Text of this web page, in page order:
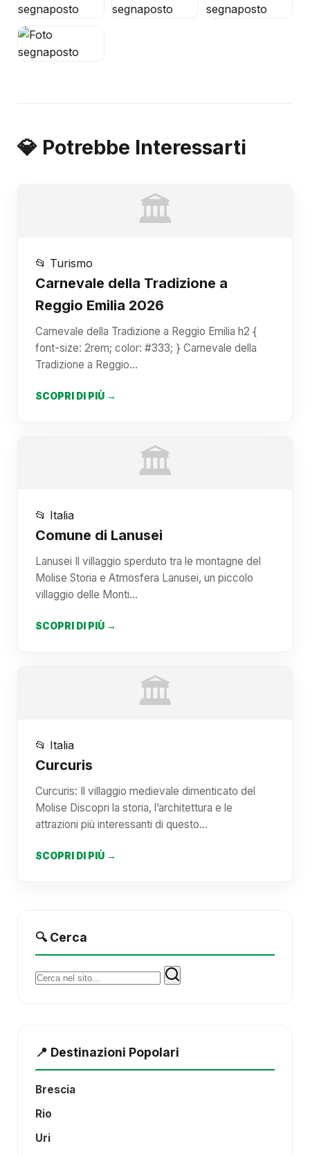
💎 Potrebbe Interessarti
🏛️
📂 Turismo
Carnevale della Tradizione a
Reggio Emilia 2026
Carnevale della Tradizione a Reggio Emilia h2 {
font-size: 2rem; color: #333; } Carnevale della
Tradizione a Reggio…
SCOPRI DI PIÙ →
🏛️
📂 Italia
Comune di Lanusei
Lanusei Il villaggio sperduto tra le montagne del
Molise Storia e Atmosfera Lanusei, un piccolo
villaggio delle Monti…
SCOPRI DI PIÙ →
🏛️
📂 Italia
Curcuris
Curcuris: Il villaggio medievale dimenticato del
Molise Discopri la storia, l’architettura e le
attrazioni più interessanti di questo…
SCOPRI DI PIÙ →
🔍 Cerca
Cerca:
📍 Destinazioni Popolari
Brescia
Rio
Uri